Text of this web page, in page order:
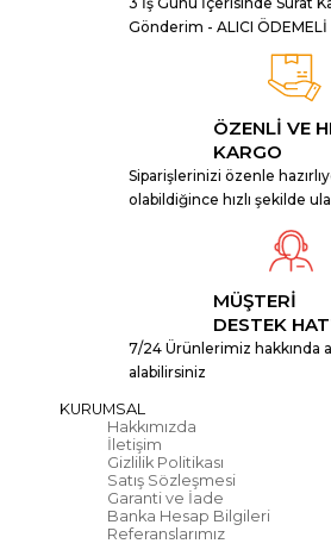
Gönderim - ALICI ÖDEMELİ
ÖZENLİ VE
KARGO
Siparişlerinizi özenle
olabildiğince hızlı şekilde
MÜŞTERİ
DESTEK
7/24 Ürünlerimiz hakkında
alabilirsiniz
KURUMSAL
Hakkımızda
İletişim
Gizlilik Politikası
Satış Sözleşmesi
Garanti ve İade
Banka Hesap Bilgileri
Referanslarımız